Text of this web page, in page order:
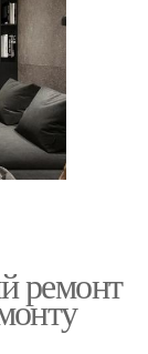
ремонт